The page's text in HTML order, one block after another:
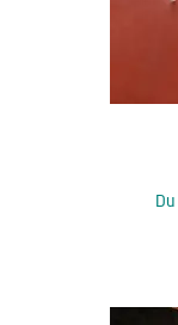
Du